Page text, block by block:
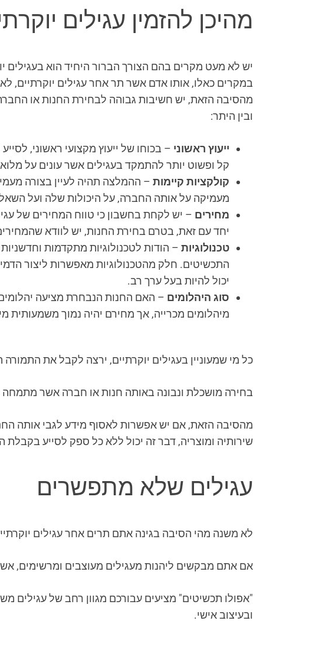
מהיכן להזמין עגילים
יש לא מעט מקרים בהם הצורך הברור היחיד הוא בעגילים
במקרים כאלו, אותו אדם אשר תר אחר עגילים יוקרתיים,
מהסיבה הזאת, יש חשיבות גבוהה לבחירת החנות או
ובין היתר:
ייעוץ ראשוני – בכוחו של ייעוץ מקצועי ראשוני,
קל ופשוט יותר להתמקד בעגילים אשר עונים על
קולקציות קיימות – ההמלצה תהיה לעיין בצורה
מעמיקה על אותה החברה, על היכולות שלה ועל
מחירים – יש לקחת בחשבון כי טווח המחירים של
יחד עם זאת, בטרם בחירת החנות, יש לוודא
טכנולוגיות – הודות לטכנולוגיות מתקדמות
התכשיטים. חלק מהטכנולוגיות מאפשרות ליצור
יכול להיות בעל ערך רב.
סוג היהלומים – האם החנות הנבחרת מציעה
מיהלומים מכרייה, אך מחירם יהיה נמוך משמעותית
כל מי שמעוניין בעגילים יוקרתיים, ירצה לקבל את
בחירה מושכלת ונבונה באותה חנות או חברה אשר
מהסיבה הזאת, אם יש אפשרות לאסוף מידע לגבי אותה
שירותיה ומוצריה, דבר זה יכול ללא כל ספק לסייע בקבלת
עגילים שלא מתפשרים
לא משנה מהי הסיבה בגינה אתם תרים אחר עגילים
אם אתם מבקשים ליהנות מעגילים מעוצבים ומרשימים,
"אפולו תכשיטים" מציעים עבורכם מגוון רחב של עגילים
ובעיצוב אישי.